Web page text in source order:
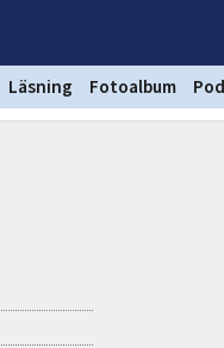
Läsning Fotoalbum